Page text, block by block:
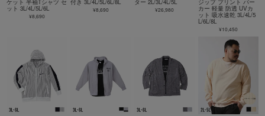
ケット 半袖Tシャツ セ
ット 3L/4L/5L/6L
¥8,690
付き 3L/4L/5L/6L/8L
¥8,690
ター 2L/3L/4L/5L
¥26,980
ジップ プリント パー
カー 軽量 防透 UVカ
ット 吸水速乾 3L/4L/5
L/6L/8L
¥10,450